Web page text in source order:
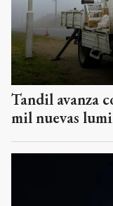
Tandil avanza
mil nuevas